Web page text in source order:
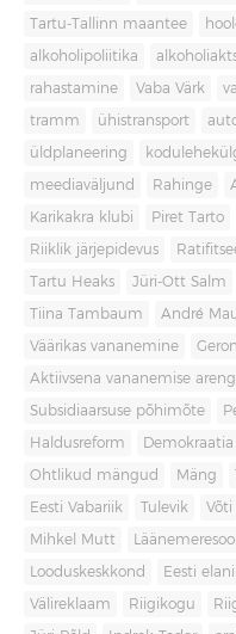
Tartu-Tallinn maantee
alkoholipoliitika
rahastamine Vaba Värk
tramm ühistransport
üldplaneering
meediaväljund Rahinge
Karikakra klubi Piret Tarto
Riiklik järjepidevus
Tartu Heaks Jüri-Ott Salm
Tiina Tambaum André
Väärikas vananemine
Aktiivsena vananemise
Subsidiaarsuse põhimõte
Haldusreform
Ohtlikud mängud Mäng
Eesti Vabariik Tulevik Võti
Mihkel Mutt
Looduskeskkond Eesti
Välireklaam Riigikogu